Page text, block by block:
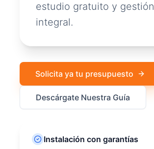
estudio gratuito y gestión
integral.
Solicita ya tu presupuesto
Descárgate Nuestra Guía
Instalación con garantías